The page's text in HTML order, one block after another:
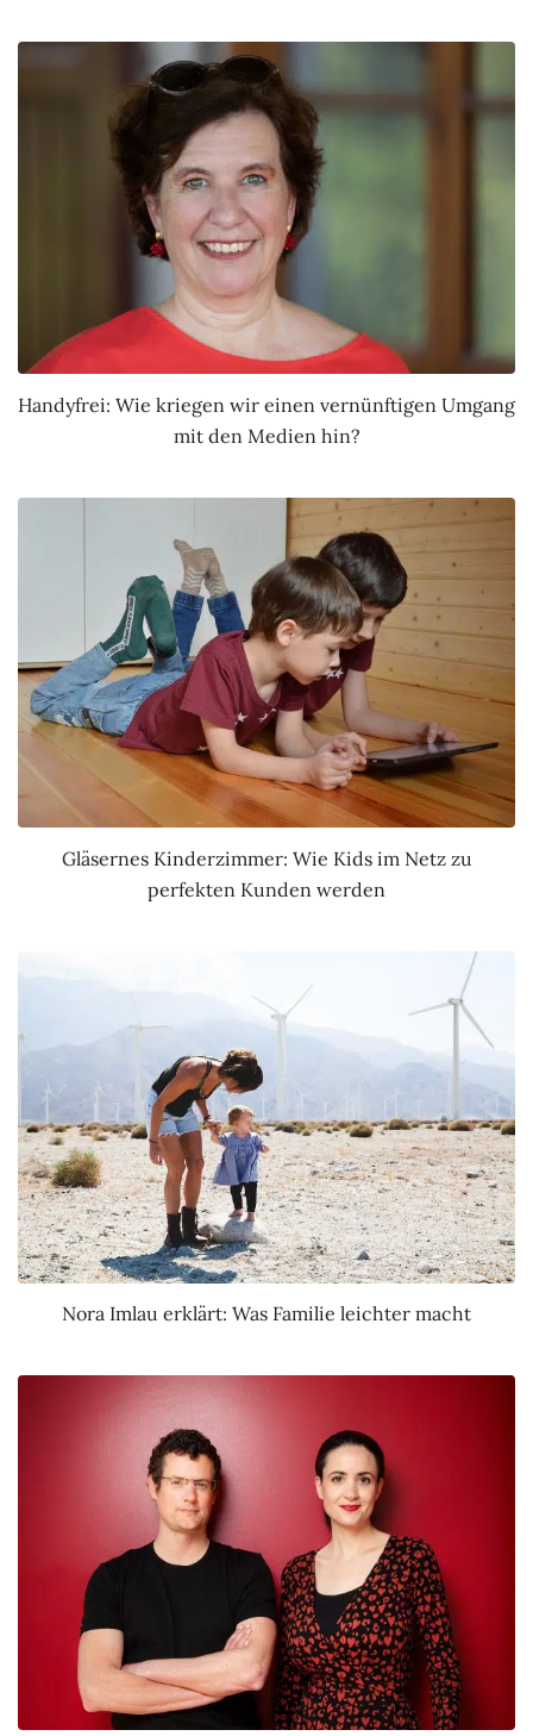
Handyfrei: Wie kriegen wir einen vernünftigen Umgang
mit den Medien hin?
Gläsernes Kinderzimmer: Wie Kids im Netz zu
perfekten Kunden werden
Nora Imlau erklärt: Was Familie leichter macht